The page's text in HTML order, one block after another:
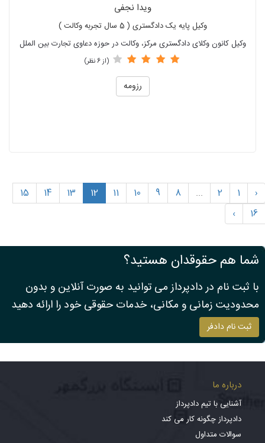
ویدا نجفی
وکیل پایه یک دادگستری ( 5 سال تجربه وکالت )
وکیل کانون وکلای دادگستری مرکز، وکالت در حوزه دعاوی تجارت بین الملل
(از 6 نظر)
رزومه
‹
1
2
...
8
9
10
11
12
13
14
15
16
›
شما هم حقوقدان هستید؟
با ثبت نام در دادپرداز می توانید به صورت آنلاین و بدون
محدودیت زمانی و مکانی، خدمات حقوقی خود را ارائه دهید
ثبت نام دادفر
درباره ما
آشنایی با تیم دادپرداز
دادپرداز چگونه کار می کند
سوالات متداول